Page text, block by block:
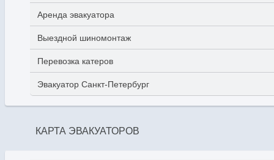
Аренда эвакуатора
Выездной шиномонтаж
Перевозка катеров
Эвакуатор Санкт-Петербург
КАРТА ЭВАКУАТОРОВ